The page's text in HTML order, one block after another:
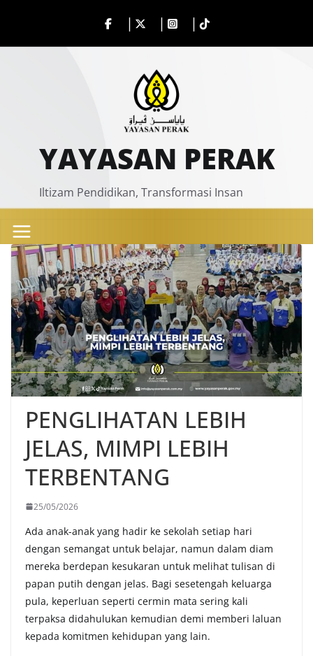
content
YAYASAN PERAK
Iltizam Pendidikan, Transformasi Insan
PENGLIHATAN LEBIH
JELAS, MIMPI LEBIH
TERBENTANG
25/05/2026
Ada anak-anak yang hadir ke sekolah setiap hari
dengan semangat untuk belajar, namun dalam diam
mereka berdepan kesukaran untuk melihat tulisan di
papan putih dengan jelas. Bagi sesetengah keluarga
pula, keperluan seperti cermin mata sering kali
terpaksa didahulukan kemudian demi memberi laluan
kepada komitmen kehidupan yang lain.